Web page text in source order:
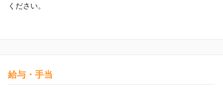
ください。
給与・手当